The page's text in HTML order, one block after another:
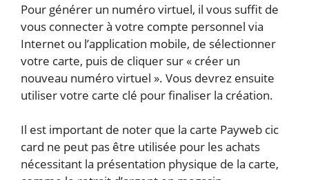
Pour générer un numéro virtuel, il vous suffit de
vous connecter à votre compte personnel via
Internet ou l’application mobile, de sélectionner
votre carte, puis de cliquer sur « créer un
nouveau numéro virtuel ». Vous devrez ensuite
utiliser votre carte clé pour finaliser la création.
Il est important de noter que la carte Payweb cic
card ne peut pas être utilisée pour les achats
nécessitant la présentation physique de la carte,